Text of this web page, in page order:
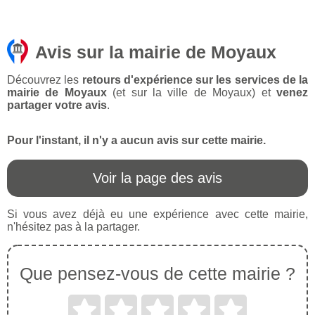
Avis sur la mairie de Moyaux
Découvrez les retours d'expérience sur les services de la
mairie de Moyaux(et sur la ville de Moyaux) etvenez
partager votre avis.
Pour l'instant, il n'y a aucun avis sur cette mairie.
Voir la page des avis
Si vous avez déjà eu une expérience avec cette mairie,
n'hésitez pas à la partager.
Que pensez-vous de cette mairie ?